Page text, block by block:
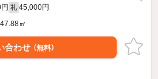
礼 45,000円
㎡
合わせ （無料）